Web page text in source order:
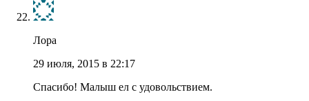
Лора
29 июля, 2015 в 22:17
Спасибо! Малыш ел с удовольствием.